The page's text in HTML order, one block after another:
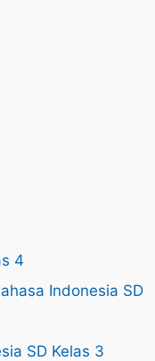
4
Indonesia SD
SD Kelas 3